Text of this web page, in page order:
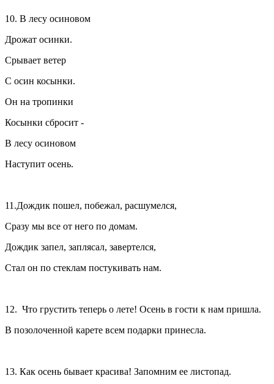
10. В лесу осиновом
Дрожат осинки.
Срывает ветер
С осин косынки.
Он на тропинки
Косынки сбросит -
В лесу осиновом
Наступит осень.
11.Дождик пошел, побежал, расшумелся,
Сразу мы все от него по домам.
Дождик запел, заплясал, завертелся,
Стал он по стеклам постукивать нам.
12. Что грустить теперь о лете! Осень в гости к нам пришла.
В позолоченной карете всем подарки принесла.
13. Как осень бывает красива! Запомним ее листопад.